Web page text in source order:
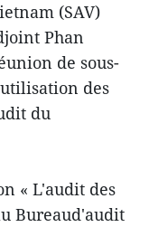
(SAV)
Phan
de sous-
des
du
« L'audit des
Bureaud'audit